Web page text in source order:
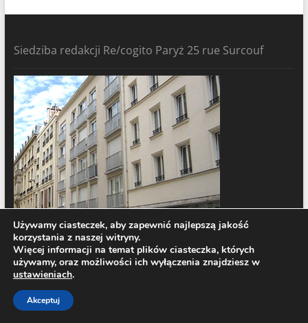
Siedziba redakcji Re/cogito Paryż 25 rue Surcouf
Redakcja
Używamy ciasteczek, aby zapewnić najlepszą jakość
korzystania z naszej witryny.
Więcej informacji na temat plików ciasteczka, których
używamy, oraz możliwości ich wyłączenia znajdziesz w
ustawieniach.
Akceptuj